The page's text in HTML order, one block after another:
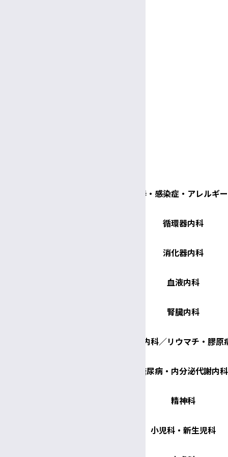
呼吸器・感染症・アレルギ
循環器内科
消化器内科
血液内科
腎臓内科
脳神経内科／リウマチ・膠原
糖尿病・内分泌代謝内科
精神科
小児科・新生児科